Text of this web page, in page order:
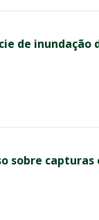
de inundação
sobre